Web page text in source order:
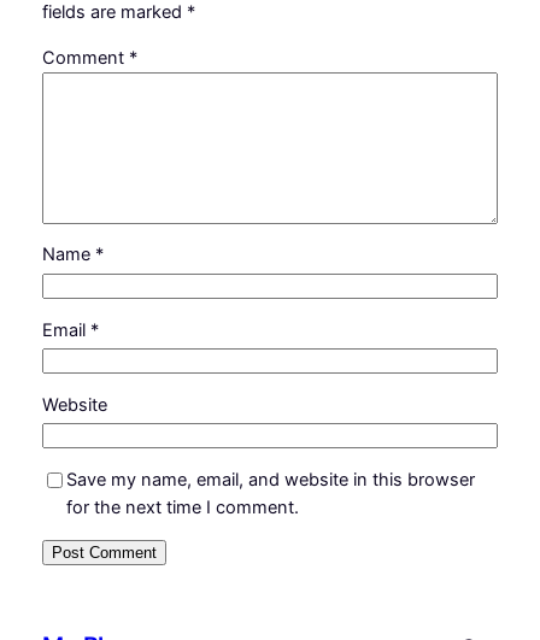
fields are marked *
Comment *
Name *
Email *
Website
Save my name, email, and website in this browser
for the next time I comment.